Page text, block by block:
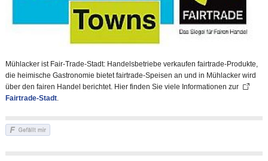
Mühlacker ist Fair-Trade-Stadt: Handelsbetriebe verkaufen fairtrade-Produkte,
die heimische Gastronomie bietet fairtrade-Speisen an und in Mühlacker wird
über den fairen Handel berichtet. Hier finden Sie viele Informationen zur
Fairtrade-Stadt.